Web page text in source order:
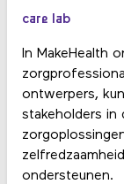
care lab
In MakeHealth
ontwerpers,
stakeholders in
ondersteunen.